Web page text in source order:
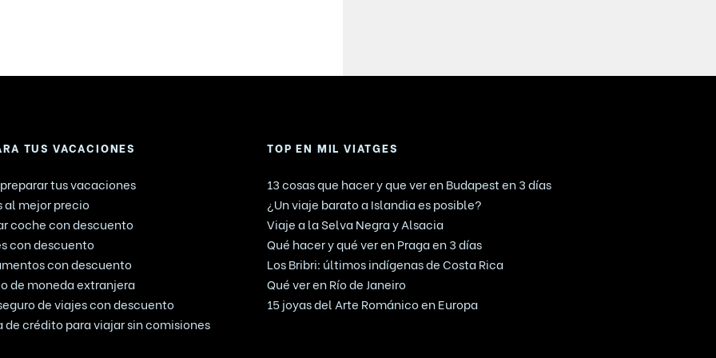
TUS VACACIONES
tus vacaciones
al mejor precio
coche con descuento
con descuento
con descuento
de moneda extranjera
de viajes con descuento
de crédito para viajar sin comisiones
TOP EN MIL VIATGES
13 cosas que hacer y que ver en Budapest en 3 días
¿Un viaje barato a Islandia es posible?
Viaje a la Selva Negra y Alsacia
Qué hacer y qué ver en Praga en 3 días
Los Bribri: últimos indígenas de Costa Rica
Qué ver en Río de Janeiro
15 joyas del Arte Románico en Europa